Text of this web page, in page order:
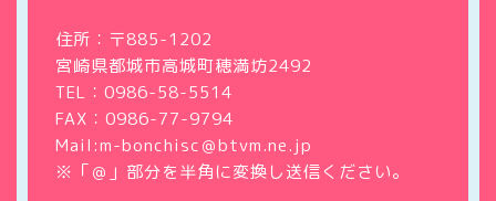
住所：〒885-1202
宮崎県都城市高城町穂満坊2492
TEL： 0986-58-5514
FAX：0986-77-9794
Mail:m-bonchisc＠btvm.ne.jp
※「＠」部分を半角に変換し送信ください。
教室・サークル